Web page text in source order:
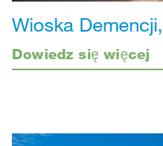
Wioska
Dowiedz się więcej